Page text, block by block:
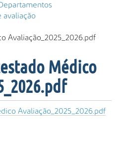
avaliação
Avaliação_2025_2026.pdf
Médico
Avaliação_2025_2026.pdf